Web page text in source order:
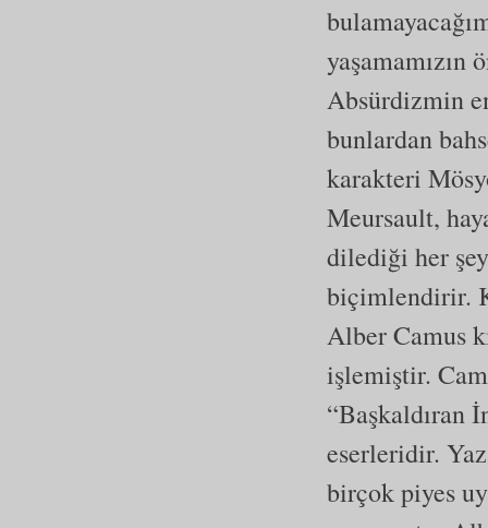
yaşamamızın
Absürdizmin
bunlardan
karakteri
Meursault,
dilediği her
biçimlendirir.
Alber Camus
işlemiştir.
“Başkaldıran
eserleridir.
birçok piyes